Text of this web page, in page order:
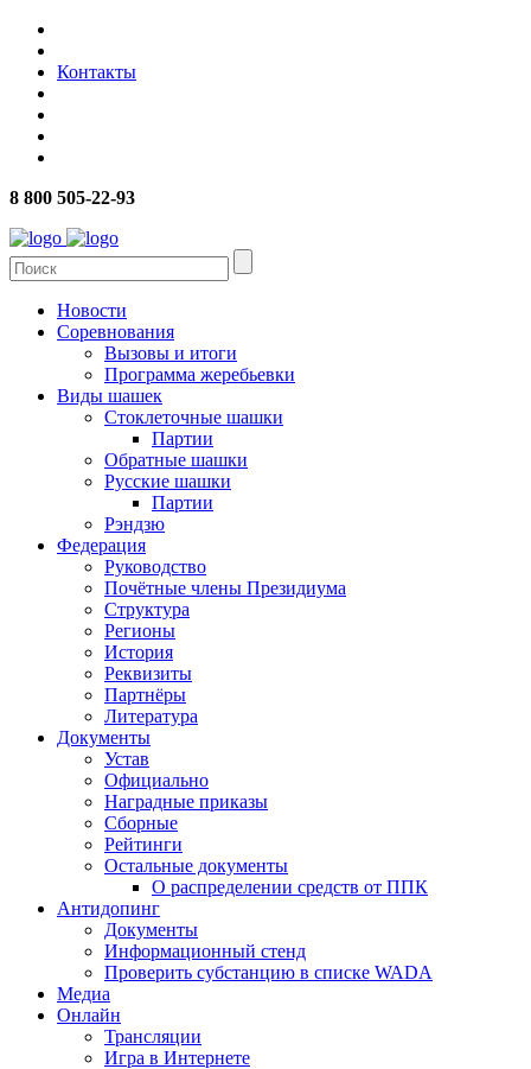
Контакты
8 800 505-22-93
Новости
Соревнования
Вызовы и итоги
Программа жеребьевки
Виды шашек
Стоклеточные шашки
Партии
Обратные шашки
Русские шашки
Партии
Рэндзю
Федерация
Руководство
Почётные члены Президиума
Структура
Регионы
История
Реквизиты
Партнёры
Литература
Документы
Устав
Официально
Наградные приказы
Сборные
Рейтинги
Остальные документы
О распределении средств от ППК
Антидопинг
Документы
Информационный стенд
Проверить субстанцию в списке WADA
Медиа
Онлайн
Трансляции
Игра в Интернете